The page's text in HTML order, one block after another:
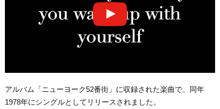
アルバム「ニューヨーク52番街」に収録された楽曲で、同年
1978年にシングルとしてリリースされました。